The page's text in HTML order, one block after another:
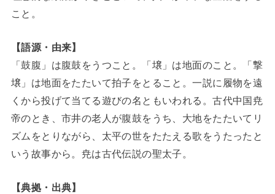
こと。
【語源・由来】
「鼓腹」は腹鼓をうつこと。「壌」は地面のこと。「撃
壌」は地面をたたいて拍子をとること。一説に履物を遠
くから投げて当てる遊びの名ともいわれる。古代中国尭
帝のとき、市井の老人が腹鼓をうち、大地をたたいてリ
ズムをとりながら、太平の世をたたえる歌をうたったと
いう故事から。尭は古代伝説の聖太子。
【典拠・出典】